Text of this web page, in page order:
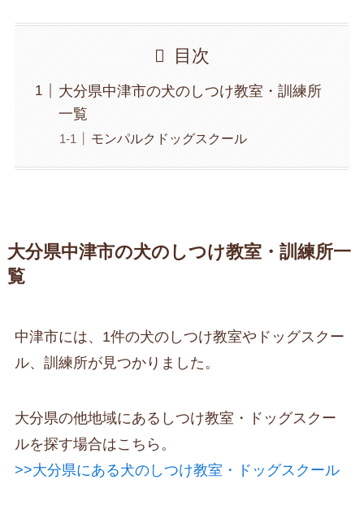
目次
大分県中津市の犬のしつけ教室・訓練所
一覧
モンパルクドッグスクール
大分県中津市の犬のしつけ教室・訓練所一
覧
中津市には、1件の犬のしつけ教室やドッグスクー
ル、訓練所が見つかりました。
大分県の他地域にあるしつけ教室・ドッグスクー
ルを探す場合はこちら。
>>大分県にある犬のしつけ教室・ドッグスクール